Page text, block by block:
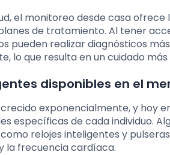
el monitoreo desde casa ofrece
de tratamiento. Al tener
pueden realizar diagnósticos
lo que resulta en un cuidado más
disponibles en el
exponencialmente, y hoy
específicas de cada individuo.
relojes inteligentes y
la frecuencia cardíaca.